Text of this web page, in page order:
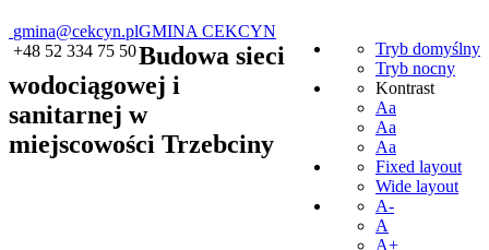
gmina@cekcyn.pl
+48 52 334 75 50
Tryb domyślny
Tryb nocny
Kontrast
Aa
Aa
Aa
Fixed layout
Wide layout
A-
A
A+
GMINA CEKCYN
Budowa sieci
wodociągowej i
sanitarnej w
miejscowości Trzebciny